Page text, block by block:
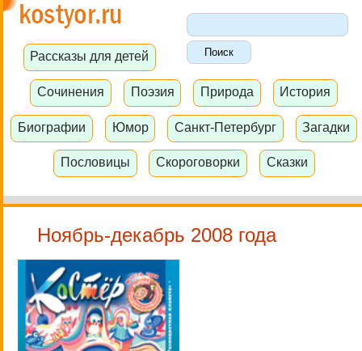
Рассказы для детей
Сочинения Поэзия Природа История
Биографии Юмор Санкт-Петербург Загадки
Пословицы Скороговорки Сказки
Ноябрь-декабрь 2008 года